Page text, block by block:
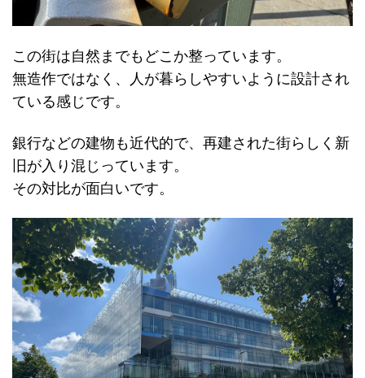
この街は自然までもどこか整っています。
無造作ではなく、人が暮らしやすいように設計され
ている感じです。
銀行などの建物も近代的で、再建された街らしく新
旧が入り混じっています。
その対比が面白いです。